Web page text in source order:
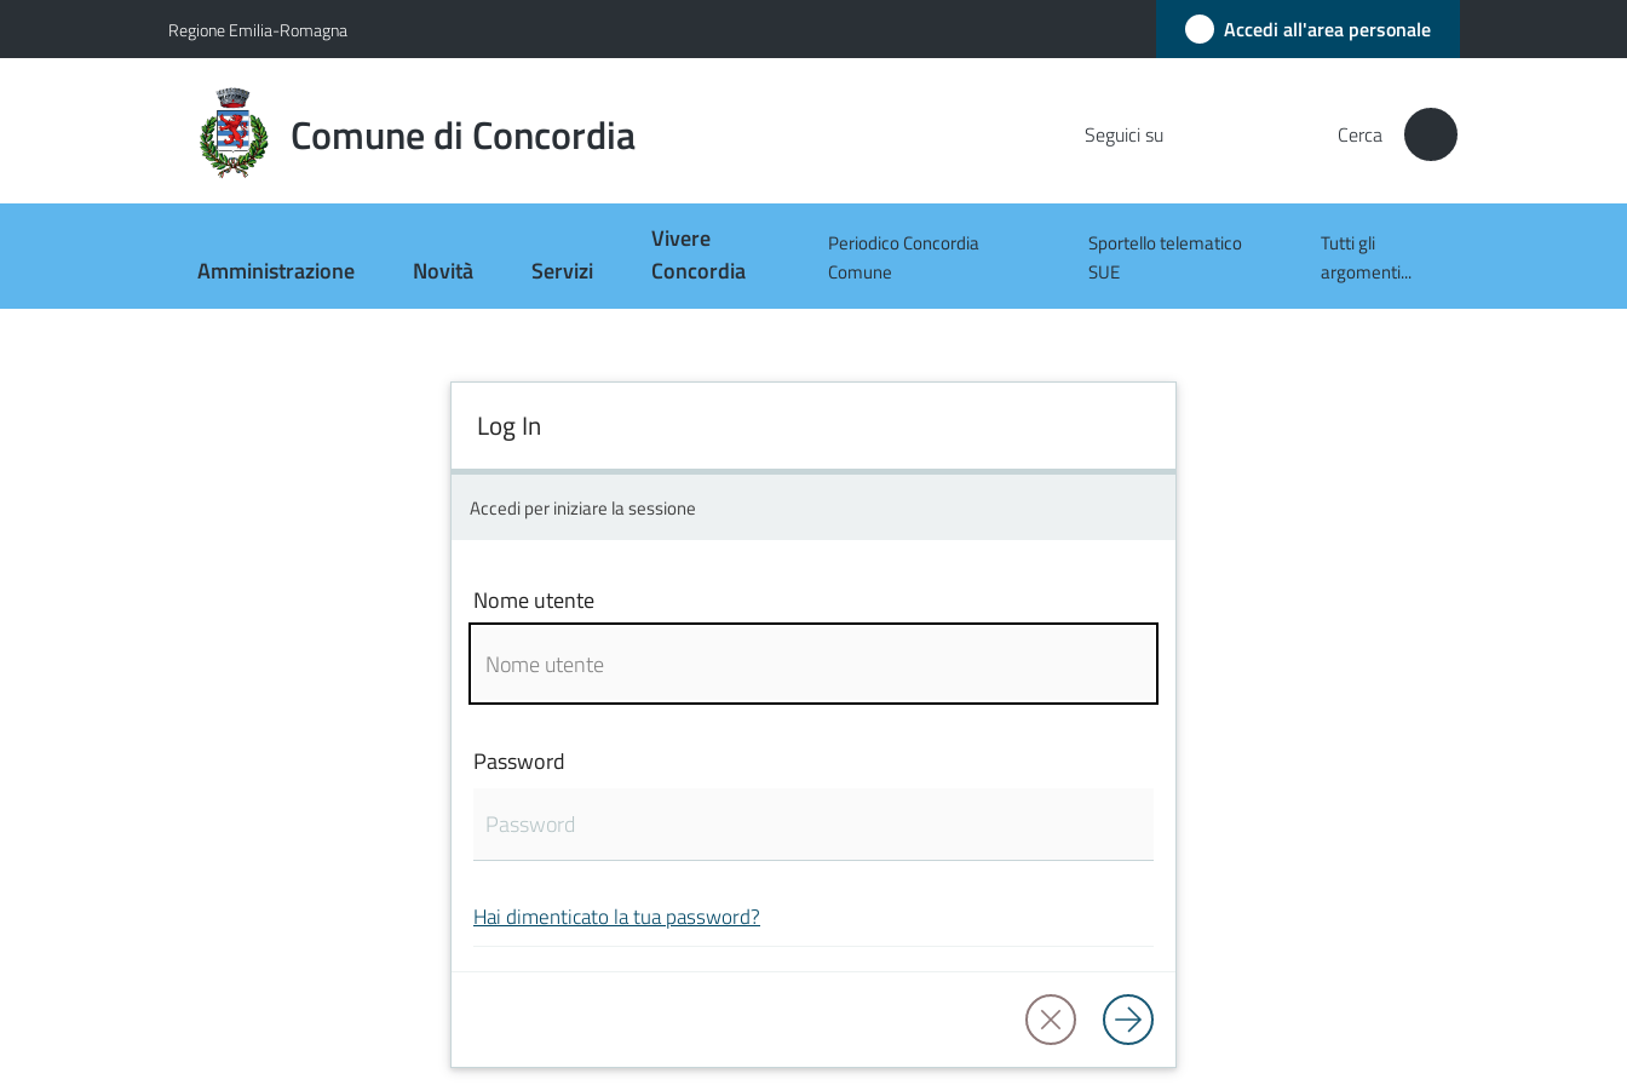
Regione Emilia-Romagna Accedi all'area personale
Comune di Concordia Seguici su Cerca
Amministrazione Novità Servizi
Vivere
Concordia
Periodico Concordia
Comune
Sportello telematico
SUE
Tutti gli
argomenti...
Log In
Accedi per iniziare la sessione
Nome utente
Password
Hai dimenticato la tua password?